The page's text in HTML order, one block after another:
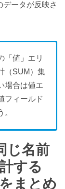
データが反映さ
「値」エリ
（SUM）集
場合は値エ
フィールド
じ名前
する
まとめ